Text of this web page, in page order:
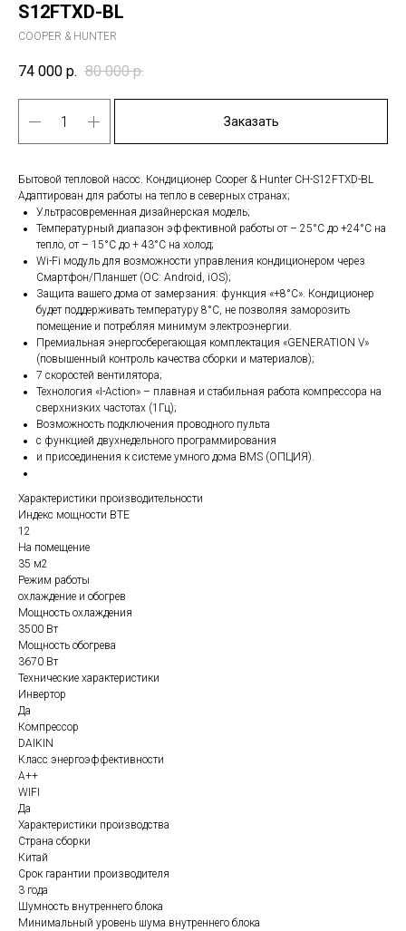
S12FTXD-BL
COOPER & HUNTER
74 000 р. 80 000 р.
Заказать
Бытовой тепловой насос. Кондиционер Cooper & Hunter CH-S12FTXD-BL
Адаптирован для работы на тепло в северных странах;
Ультрасовременная дизайнерская модель;
Температурный диапазон эффективной работы от – 25°С до +24°С на
тепло, от – 15°С до + 43°С на холод;
Wi-Fi модуль для возможности управления кондиционером через
Смартфон/Планшет (ОС: Android, iOS);
Защита вашего дома от замерзания: функция «+8°С». Кондиционер
будет поддерживать температуру 8°С, не позволяя заморозить
помещение и потребляя минимум электроэнергии.
Премиальная энергосберегающая комплектация «GENERATION V»
(повышенный контроль качества сборки и материалов);
7 скоростей вентилятора;
Технология «I-Action» – плавная и стабильная работа компрессора на
сверхнизких частотах (1Гц);
Возможность подключения проводного пульта
с функцией двухнедельного программирования
и присоединения к системе умного дома BMS (ОПЦИЯ).
Характеристики производительности
Индекс мощности BTE
12
На помещение
35 м2
Режим работы
охлаждение и обогрев
Мощность охлаждения
3500 Вт
Мощность обогрева
3670 Вт
Технические характеристики
Инвертор
Да
Компрессор
DAIKIN
Класс энергоэффективности
A++
WIFI
Да
Характеристики производства
Cтрана сборки
Китай
Cрок гарантии производителя
3 года
Шумность внутреннего блока
Минимальный уровень шума внутреннего блока